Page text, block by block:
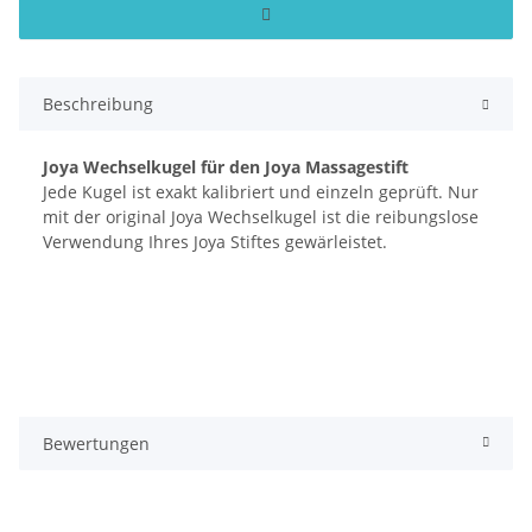
Beschreibung
Joya Wechselkugel für den Joya Massagestift
Jede Kugel ist exakt kalibriert und einzeln geprüft. Nur
mit der original Joya Wechselkugel ist die reibungslose
Verwendung Ihres Joya Stiftes gewärleistet.
Bewertungen